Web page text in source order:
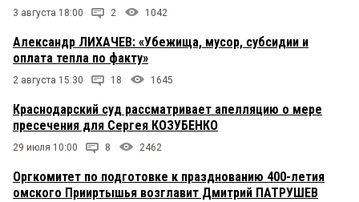
3 августа 18:00 2 1042
Александр ЛИХАЧЕВ: «Убежища, мусор, субсидии и
оплата тепла по факту»
2 августа 15:30 18 1645
Краснодарский суд рассматривает апелляцию о мере
пресечения для Сергея КОЗУБЕНКО
29 июля 10:00 8 2462
Оргкомитет по подготовке к празднованию 400-летия
омского Прииртышья возглавит Дмитрий ПАТРУШЕВ